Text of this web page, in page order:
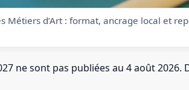
Métiers d’Art : format, ancrage local et
ne sont pas publiées au 4 août